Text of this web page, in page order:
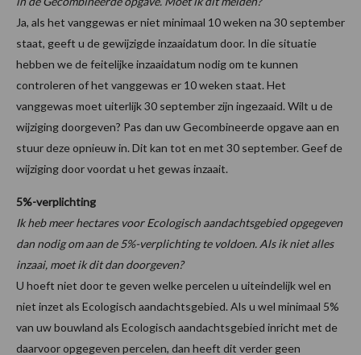
Ja, als het vanggewas er niet minimaal 10 weken na 30 september
staat, geeft u de gewijzigde inzaaidatum door. In die situatie
hebben we de feitelijke inzaaidatum nodig om te kunnen
controleren of het vanggewas er 10 weken staat. Het
vanggewas moet uiterlijk 30 september zijn ingezaaid. Wilt u de
wijziging doorgeven? Pas dan uw Gecombineerde opgave aan en
stuur deze opnieuw in. Dit kan tot en met 30 september. Geef de
wijziging door voordat u het gewas inzaait.
5%-verplichting
Ik heb meer hectares voor Ecologisch aandachtsgebied opgegeven
dan nodig om aan de 5%-verplichting te voldoen. Als ik niet alles
inzaai, moet ik dit dan doorgeven?
U hoeft niet door te geven welke percelen u uiteindelijk wel en
niet inzet als Ecologisch aandachtsgebied. Als u wel minimaal 5%
van uw bouwland als Ecologisch aandachtsgebied inricht met de
daarvoor opgegeven percelen, dan heeft dit verder geen